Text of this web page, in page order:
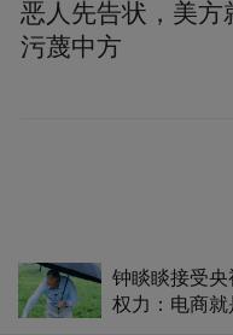
爆料：哈萨
Dean一起走
恶人先告状，美方
污蔑中方